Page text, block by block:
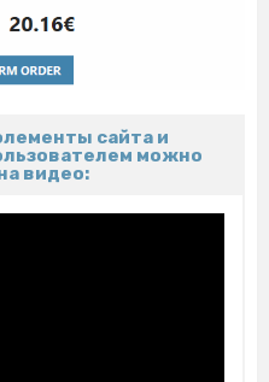
сайта и
можно
видео: